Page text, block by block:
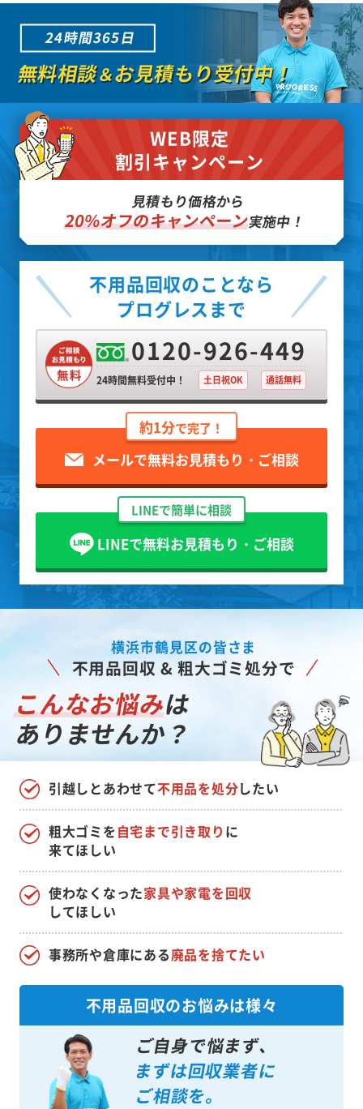
24時間365日
無料相談＆お見積もり受付中！
WEB限定
割引キャンペーン
見積もり価格から
20%オフのキャンペーン実施中！
不用品回収のことなら
プログレスまで
0120-926-449
24時間無料受付中！ 土日祝OK 通話無料
約1分で完了！
メールで無料お見積もり・ご相談
LINEで簡単に相談
LINEで無料お見積もり・ご相談
横浜市鶴見区の皆さま
不用品回収 & 粗大ゴミ処分で
こんなお悩みは
ありませんか？
引越しとあわせて不用品を処分したい
使わなくなった家具や家電を回収
してほしい
粗大ゴミを自宅まで引き取り に
来てほしい
事務所や倉庫にある廃品を捨てたい
不用品回収のお悩みは様々
ご自身で悩まず、
まずは回収業者に
ご相談を。